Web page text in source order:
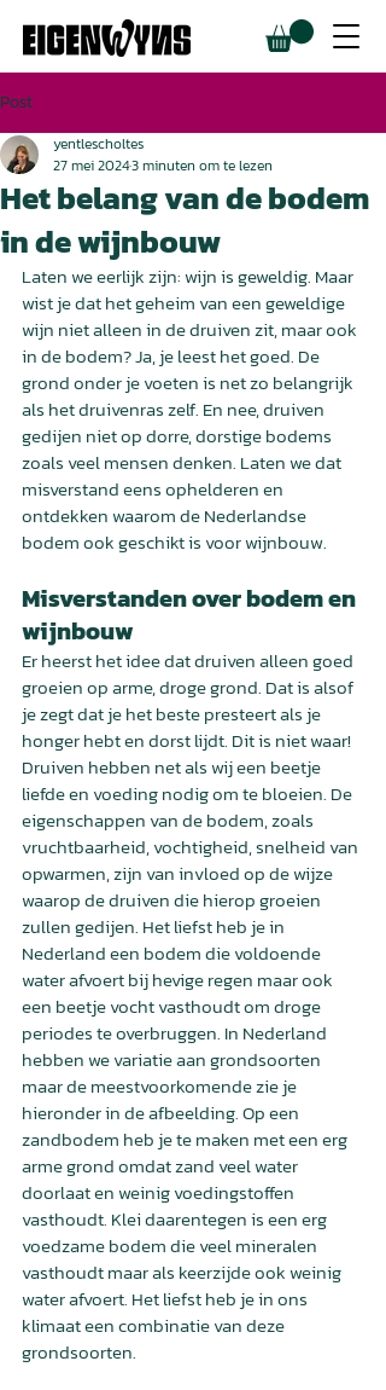
Post
Het belang van de bodem
in de wijnbouw
yentlescholtes
27 mei 20243 minuten om te lezen
Laten we eerlijk zijn: wijn is geweldig. Maar
wist je dat het geheim van een geweldige
wijn niet alleen in de druiven zit, maar ook
in de bodem? Ja, je leest het goed. De
grond onder je voeten is net zo belangrijk
als het druivenras zelf. En nee, druiven
gedijen niet op dorre, dorstige bodems
zoals veel mensen denken. Laten we dat
misverstand eens ophelderen en
ontdekken waarom de Nederlandse
bodem ook geschikt is voor wijnbouw.
Misverstanden over bodem en
wijnbouw
Er heerst het idee dat druiven alleen goed
groeien op arme, droge grond. Dat is alsof
je zegt dat je het beste presteert als je
honger hebt en dorst lijdt. Dit is niet waar!
Druiven hebben net als wij een beetje
liefde en voeding nodig om te bloeien. De
eigenschappen van de bodem, zoals
vruchtbaarheid, vochtigheid, snelheid van
opwarmen, zijn van invloed op de wijze
waarop de druiven die hierop groeien
zullen gedijen. Het liefst heb je in
Nederland een bodem die voldoende
water afvoert bij hevige regen maar ook
een beetje vocht vasthoudt om droge
periodes te overbruggen. In Nederland
hebben we variatie aan grondsoorten
maar de meestvoorkomende zie je
hieronder in de afbeelding. Op een
zandbodem heb je te maken met een erg
arme grond omdat zand veel water
doorlaat en weinig voedingstoffen
vasthoudt. Klei daarentegen is een erg
voedzame bodem die veel mineralen
vasthoudt maar als keerzijde ook weinig
water afvoert. Het liefst heb je in ons
klimaat een combinatie van deze
grondsoorten.